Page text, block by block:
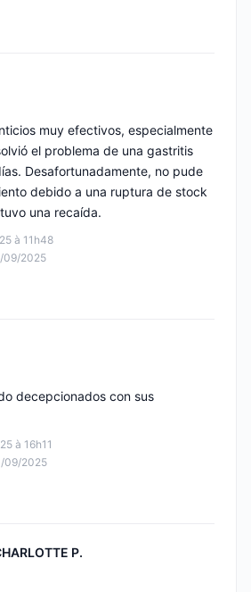
à 11h48
09/2025
muy efectivos, especialmente
el problema de una gastritis
Desafortunadamente, no pude
debido a una ruptura de stock
una recaída.
à 16h11
09/2025
decepcionados con sus
P.